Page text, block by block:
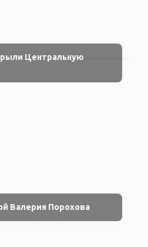
Центральную
Валерия Порохова